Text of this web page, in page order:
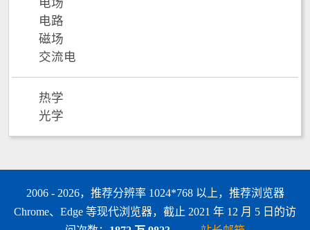
电场
电路
磁场
交流电
热学
光学
2006 - 2026，推荐分辨率 1024*768 以上，推荐浏览器
Chrome、Edge 等现代浏览器，截止 2021 年 12 月 5 日的访